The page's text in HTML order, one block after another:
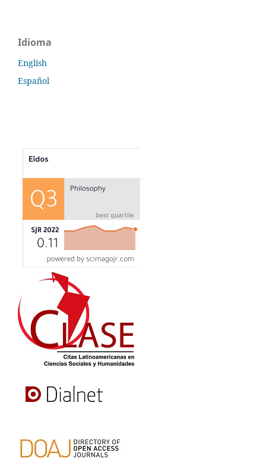
Idioma
English
Español